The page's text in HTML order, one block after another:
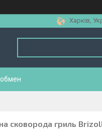
Харків,
сковорода гриль